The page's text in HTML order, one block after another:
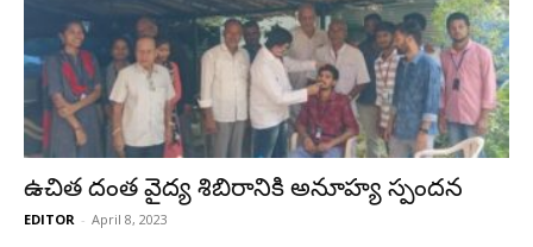
ఉచిత దంత వైద్య శిబిరానికి అనూహ్య స్పందన
EDITOR - April 8, 2023